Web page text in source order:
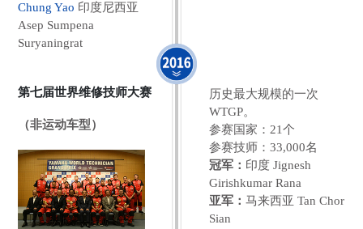
Chung Yao 印度尼西亚
Asep Sumpena
Suryaningrat
第七届世界维修技师大赛
（非运动车型）
历史最大规模的一次
WTGP。
参赛国家：21个
参赛技师：33,000名
冠军： 印度 Jignesh
Girishkumar Rana
亚军： 马来西亚 Tan Chor
Sian